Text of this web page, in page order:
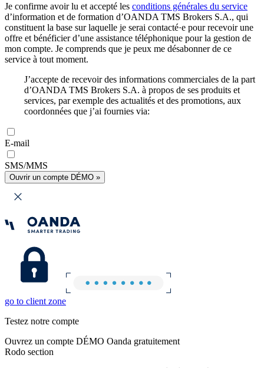
Je confirme avoir lu et accepté les conditions générales du service
d’information et de formation d’OANDA TMS Brokers S.A., qui
constituent la base sur laquelle je serai contacté·e pour recevoir une
offre et bénéficier d’une assistance téléphonique pour la gestion de
mon compte. Je comprends que je peux me désabonner de ce
service à tout moment.
J’accepte de recevoir des informations commerciales de la part
d’OANDA TMS Brokers S.A. à propos de ses produits et
services, par exemple des actualités et des promotions, aux
coordonnées que j’ai fournies via:
E-mail
SMS/MMS
Ouvrir un compte DÉMO »
go to client zone
Testez notre compte
Ouvrez un compte DÉMO Oanda gratuitement
Rodo section